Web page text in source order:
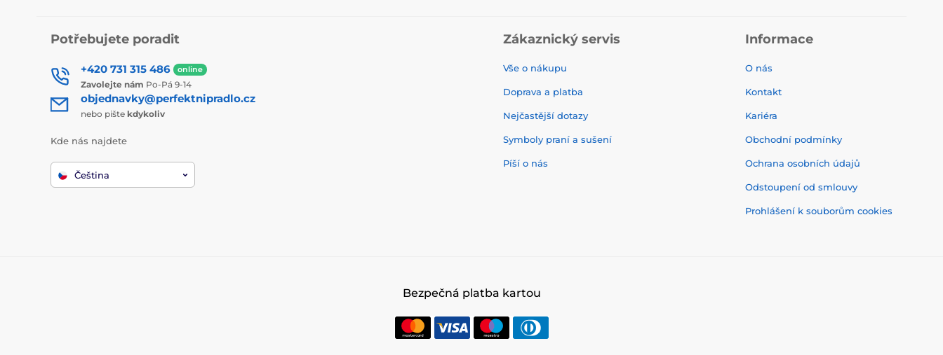
Potřebujete poradit
+420 731 315 486 online
Zavolejte nám Po-Pá 9-14
objednavky@perfektnipradlo.cz
nebo pište kdykoliv
Kde nás najdete
Čeština
Zákaznický servis
Vše o nákupu
Doprava a platba
Nejčastější dotazy
Symboly praní a sušení
Píší o nás
Informace
O nás
Kontakt
Kariéra
Obchodní podmínky
Ochrana osobních údajů
Odstoupení od smlouvy
Prohlášení k souborům cookies
Bezpečná platba kartou